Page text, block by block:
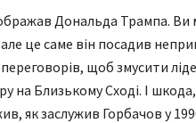
Дональда Трампа. Ви
це саме він посадив
щоб змусити
на Близькому Сході. І
як заслужив Горбачов у